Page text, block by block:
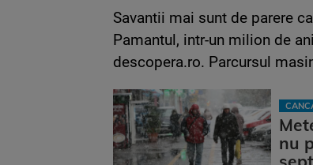
Savantii mai sunt de parere
Pamantul, intr-un milion de
descopera.ro. Parcursul
nu